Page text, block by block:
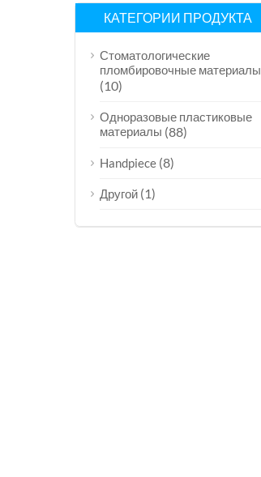
КАТЕГОРИИ ПРОДУКТА
Стоматологические
пломбировочные материалы
(10)
Одноразовые пластиковые
материалы (88)
Handpiece (8)
Другой (1)